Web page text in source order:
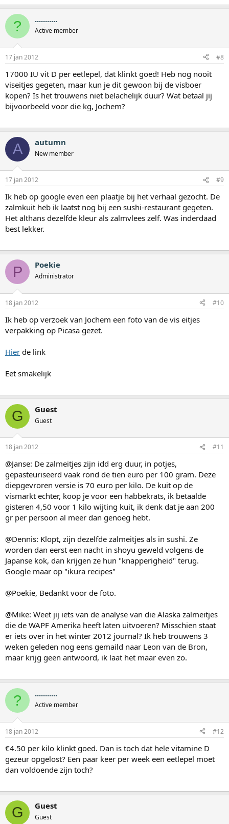
? ...........
Active member
17 jan 2012 #8
17000 IU vit D per eetlepel, dat klinkt goed! Heb nog nooit
viseitjes gegeten, maar kun je dit gewoon bij de visboer
kopen? Is het trouwens niet belachelijk duur? Wat betaal jij
bijvoorbeeld voor die kg, Jochem?
A autumn
New member
17 jan 2012 #9
Ik heb op google even een plaatje bij het verhaal gezocht. De
zalmkuit heb ik laatst nog bij een sushi-restaurant gegeten.
Het althans dezelfde kleur als zalmvlees zelf. Was inderdaad
best lekker.
P Poekie
Administrator
18 jan 2012 #10
Ik heb op verzoek van Jochem een foto van de vis eitjes
verpakking op Picasa gezet.
Hier de link
Eet smakelijk
G Guest
Guest
18 jan 2012 #11
@Janse: De zalmeitjes zijn idd erg duur, in potjes,
gepasteuriseerd vaak rond de tien euro per 100 gram. Deze
diepgevroren versie is 70 euro per kilo. De kuit op de
vismarkt echter, koop je voor een habbekrats, ik betaalde
gisteren 4,50 voor 1 kilo wijting kuit, ik denk dat je aan 200
gr per persoon al meer dan genoeg hebt.
@Dennis: Klopt, zijn dezelfde zalmeitjes als in sushi. Ze
worden dan eerst een nacht in shoyu geweld volgens de
Japanse kok, dan krijgen ze hun "knapperigheid" terug.
Google maar op "ikura recipes"
@Poekie, Bedankt voor de foto.
@Mike: Weet jij iets van de analyse van die Alaska zalmeitjes
die de WAPF Amerika heeft laten uitvoeren? Misschien staat
er iets over in het winter 2012 journal? Ik heb trouwens 3
weken geleden nog eens gemaild naar Leon van de Bron,
maar krijg geen antwoord, ik laat het maar even zo.
? ...........
Active member
18 jan 2012 #12
€4.50 per kilo klinkt goed. Dan is toch dat hele vitamine D
gezeur opgelost? Een paar keer per week een eetlepel moet
dan voldoende zijn toch?
G Guest
Guest